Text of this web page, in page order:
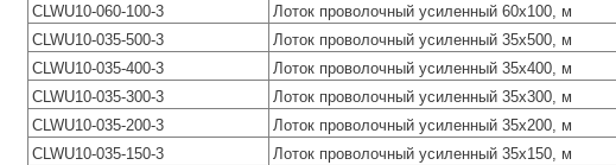
CLWU10-060-100-3
Лоток проволочный усиленный 60х100, м
CLWU10-035-500-3
Лоток проволочный усиленный 35х500, м
CLWU10-035-400-3
Лоток проволочный усиленный 35х400, м
CLWU10-035-300-3
Лоток проволочный усиленный 35х300, м
CLWU10-035-200-3
Лоток проволочный усиленный 35х200, м
CLWU10-035-150-3
Лоток проволочный усиленный 35х150, м